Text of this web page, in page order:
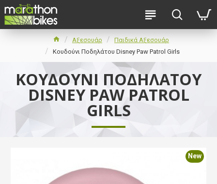
Αξεσουάρ
Παιδικά Αξεσουάρ
Κουδούνι Ποδηλάτου Disney Paw Patrol Girls
ΚΟΥΔΟΎΝΙ ΠΟΔΗΛΆΤΟΥ
DISNEY PAW PATROL
GIRLS
New